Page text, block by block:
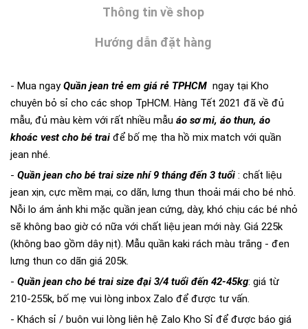
Thông tin về shop
Hướng dẫn đặt hàng
- Mua ngayQuần jean trẻ em giá rẻ TPHCM ngay tại Kho
chuyên bỏ sỉ cho các shop TpHCM. Hàng Tết 2021 đã về đủ
mẫu, đủ màu kèm với rất nhiều mẫu áo sơ mi, áo thun, áo
khoác vest cho bé trai để bố mẹ tha hồ mix match với quần
jean nhé.
- Quần jean cho bé trai size nhí 9 tháng đến 3 tuổi : chất liệu
jean xịn, cực mềm mại, co dãn, lưng thun thoải mái cho bé nhỏ.
Nỗi lo ám ảnh khi mặc quần jean cứng, dày, khó chịu các bé nhỏ
sẽ không bao giờ có nữa với chất liệu jean mới này. Giá 225k
(không bao gồm dây nịt). Mẫu quần kaki rách màu trắng - đen
lưng thun co dãn giá 205k.
- Quần jean cho bé trai size đại 3/4 tuổi đến 42-45kg: giá từ
210-255k, bố mẹ vui lòng inbox Zalo để được tư vấn.
- Khách sỉ / buôn vui lòng liên hệ Zalo Kho Sỉ để được báo giá